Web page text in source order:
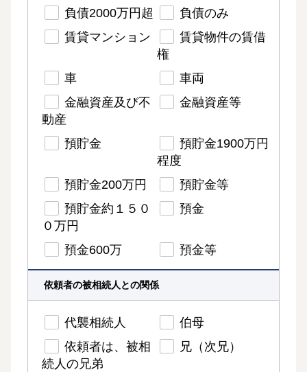
負債2000万円超
負債のみ
賃貸マンション
賃貸物件の賃借
権
車
車両
金融資産及び不
動産
金融資産等
預貯金
預貯金1900万円
程度
預貯金200万円
預貯金等
預貯金約１５０
０万円
預金
預金600万 預金等
依頼者の被相続人との関係
代襲相続人
伯母
依頼者は、被相
続人の兄弟
兄（次兄）